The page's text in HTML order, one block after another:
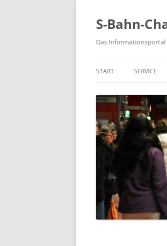
S-Bahn-
Das
START SERVICE